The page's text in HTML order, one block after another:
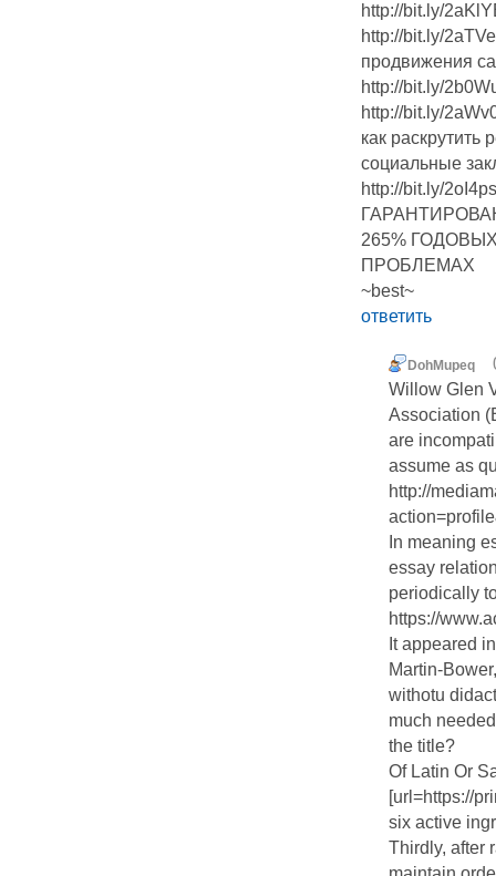
http://bit.ly/
http://bit.ly/
продвижения
http://bit.ly/
http://bit.ly/
как раскрутить
социальные
http://bit.ly/
265%
ПРОБЛЕМАХ
~best~
ответить
DohMupeq
Willow Glen
Association
are
assume as
http://
In meaning
essay
periodically
https://
It appeared
Martin-
withotu
much
the title?
Of Latin Or
[url=https://
six active
Thirdly, after